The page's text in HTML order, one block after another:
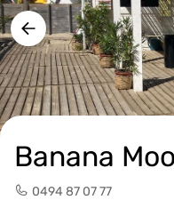
Banana
0494 87 07 77